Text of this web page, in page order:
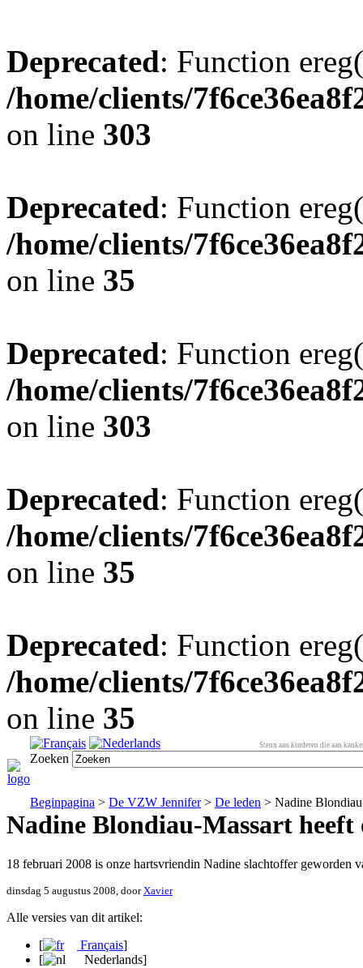
Deprecated: Function
/home/clients/
on line 303
Deprecated: Function
/home/clients/
on line 35
Deprecated: Function
/home/clients/
on line 303
Deprecated: Function
/home/clients/
on line 35
Deprecated: Function
/home/clients/
on line 35
Steun aan kinderen die aan
Zoeken
Beginpagina > De VZW Jennifer> De leden > Nadine
Nadine Blondiau-Massart heeft
18 februari 2008 is onze hartsvriendin Nadine slachtoffer geworden
dinsdag 5 augustus 2008, doorXavier
Alle versies van dit artikel:
[
Français]
[
Nederlands]